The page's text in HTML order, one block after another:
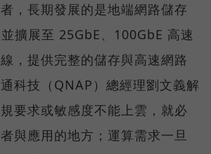
，長期發展的是地端網路儲存
擴展至 25GbE、100GbE 高速
，提供完整的儲存與高速網路
科技（QNAP）總經理劉文義解
要求或敏感度不能上雲，就必
與應用的地方；運算需求一旦